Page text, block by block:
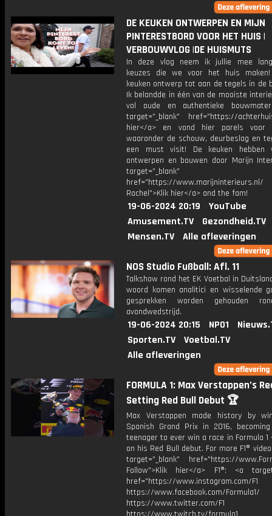
DE KEUKEN ONTWERPEN EN MIJN
PINTERESTBORD VOOR HET HUIS |
VERBOUWVLOG |DE HUISMUTS
In deze vlog neem ik jullie mee
keuzes die we voor het huis
keuken ontwerp tot aan de tegels in de
Ik belandde in één van de mooiste
vol oude en authentieke
target="_blank" href="https://
hier</a> en vond hier parels voor
waaronder de schouw, deurbeslag en
een must visit! De keuken hebben
ontwerpen en bouwen door Marijn
target="_blank"
href="https://
Rachel">Klik hier</a> and the fam!
19-06-2024 20:19
YouTube
Amusement.TV
Gezondheid.TV
Mensen.TV
Alle afleveringen
NOS Studio Fußball: Afl. 11
Talkshow rond het EK Voetbal in
woord komen analitici en wisselende
gesprekken worden gehouden
avondwedstrijd.
19-06-2024 20:15 NPO1
Sporten.TV
Voetbal.TV
Alle afleveringen
FORMULA 1: Max Verstappen’s
Setting Red Bull Debut 🏆
Max Verstappen made history by
Spanish Grand Prix in 2016,
teenager to ever win a race in Formula 1
on his Red Bull debut. For more F1®
target="_blank" href="https://
Follow">Klik hier</a> F1®: <a
href="https://www.instagram.com/F1
https://www.facebook.com/Formula1/
https://www.twitter.com/F1